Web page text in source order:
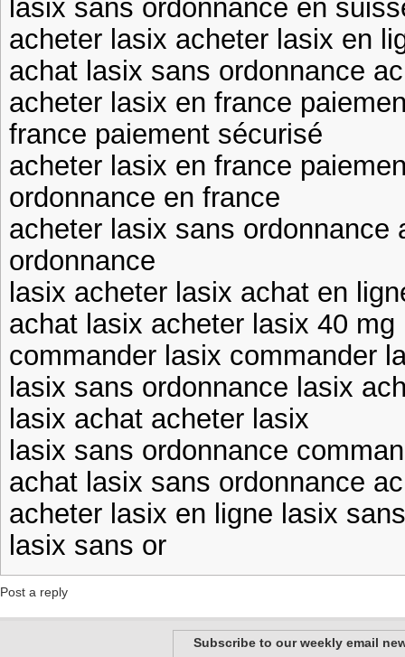
lasix sans ordonnance en
acheter lasix acheter lasix en
achat lasix sans ordonnance
acheter lasix en france
france paiement sécurisé
acheter lasix en france
ordonnance en france
acheter lasix sans ordonnance
ordonnance
lasix acheter lasix achat en
achat lasix acheter lasix 40 mg
commander lasix commander
lasix sans ordonnance lasix
lasix achat acheter lasix
lasix sans ordonnance
achat lasix sans ordonnance
acheter lasix en ligne lasix
lasix sans or
Post a reply
Subscribe to our weekly email